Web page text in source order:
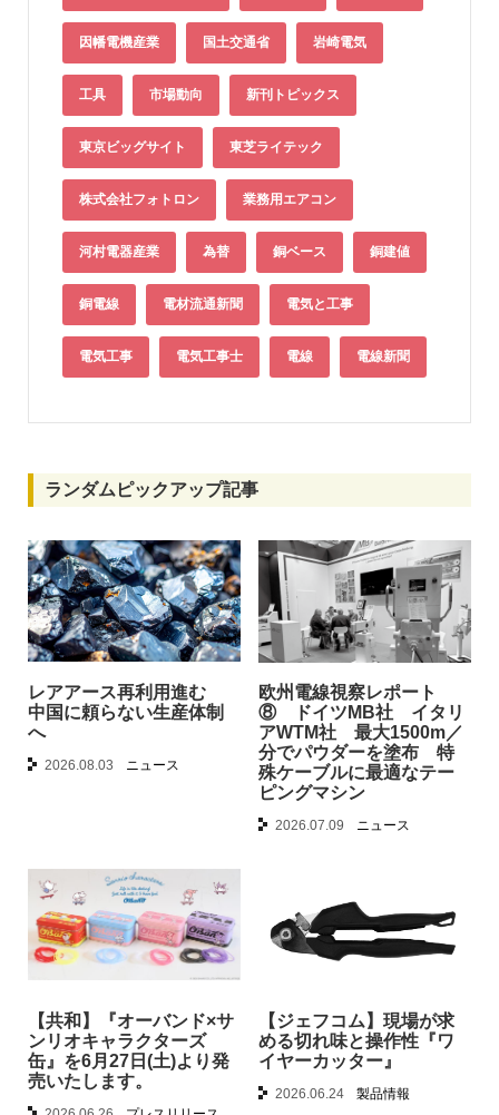
因幡電機産業 国土交通省 岩崎電気
工具 市場動向 新刊トピックス
東京ビッグサイト 東芝ライテック
株式会社フォトロン 業務用エアコン
河村電器産業 為替 銅ベース 銅建値
銅電線 電材流通新聞 電気と工事
電気工事 電気工事士 電線 電線新聞
ランダムピックアップ記事
レアアース再利用進む
中国に頼らない生産体制
へ
2026.08.03 ニュース
欧州電線視察レポート
⑧ ドイツMB社 イタリ
アWTM社 最大1500m／
分でパウダーを塗布 特
殊ケーブルに最適なテー
ピングマシン
2026.07.09 ニュース
【共和】『オーバンド×サ
ンリオキャラクターズ
缶』を6月27日(土)より発
売いたします。
【ジェフコム】現場が求
める切れ味と操作性『ワ
イヤーカッター』
2026.06.24 製品情報